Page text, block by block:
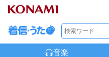
音楽